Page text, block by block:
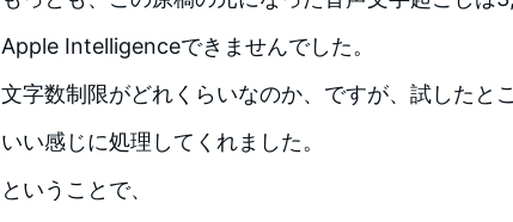
Apple Intelligenceできませんでした。
文字数制限がどれくらいなのか、ですが、試したと
いい感じに処理してくれました。
ということで、